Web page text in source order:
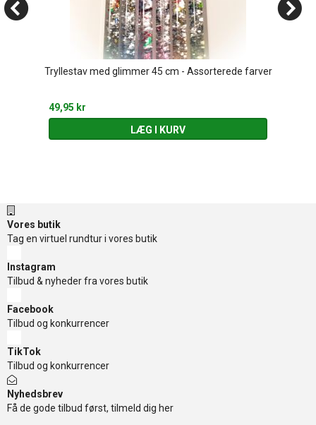
Tryllestav med glimmer 45 cm - Assorterede farver
49,95 kr
LÆG I KURV
Vores butik
Tag en virtuel rundtur i vores butik
Instagram
Tilbud & nyheder fra vores butik
Facebook
Tilbud og konkurrencer
TikTok
Tilbud og konkurrencer
Nyhedsbrev
Få de gode tilbud først, tilmeld dig her